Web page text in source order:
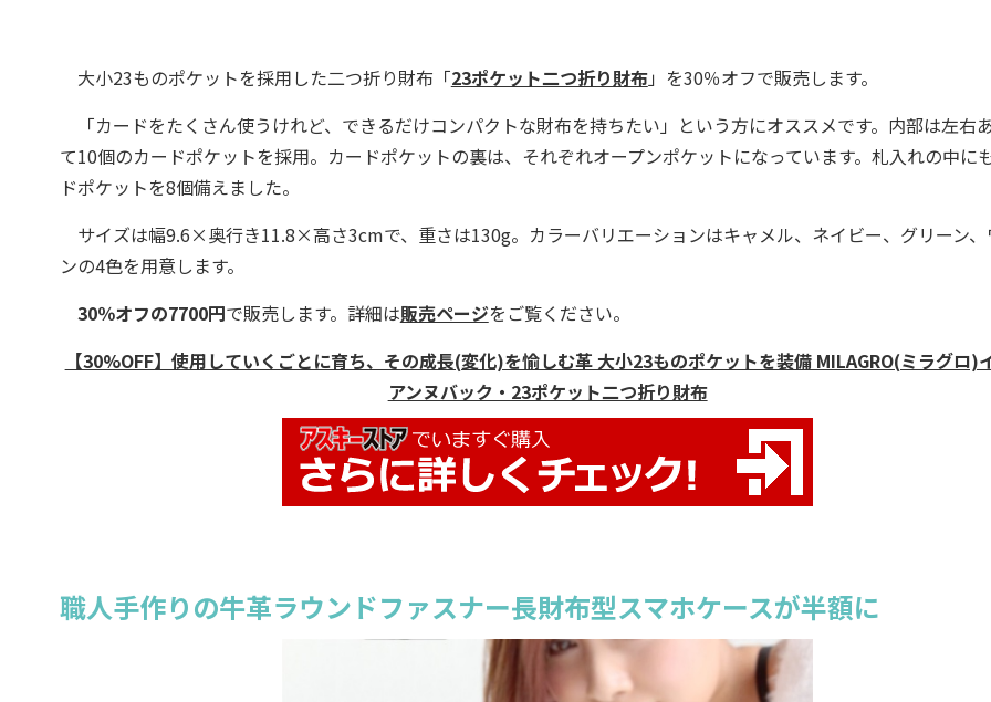
大小23ものポケットを採用した二つ折り財布「23ポケット二つ折り財布」を30％オフで販売します。
「カードをたくさん使うけれど、できるだけコンパクトな財布を持ちたい」という方にオススメです。内部は左右
て10個のカードポケットを採用。カードポケットの裏は、それぞれオープンポケットになっています。札入れの中に
ドポケットを8個備えました。
サイズは幅9.6×奥行き11.8×高さ3cmで、重さは130g。カラーバリエーションはキャメル、ネイビー、グリーン、
ンの4色を用意します。
30％オフの7700円で販売します。詳細は販売ページをご覧ください。
【30%OFF】使用していくごとに育ち、その成長(変化)を愉しむ革 大小23ものポケットを装備 MILAGRO(ミラグロ)
アンヌバック・23ポケット二つ折り財布
職人手作りの牛革ラウンドファスナー長財布型スマホケースが半額に